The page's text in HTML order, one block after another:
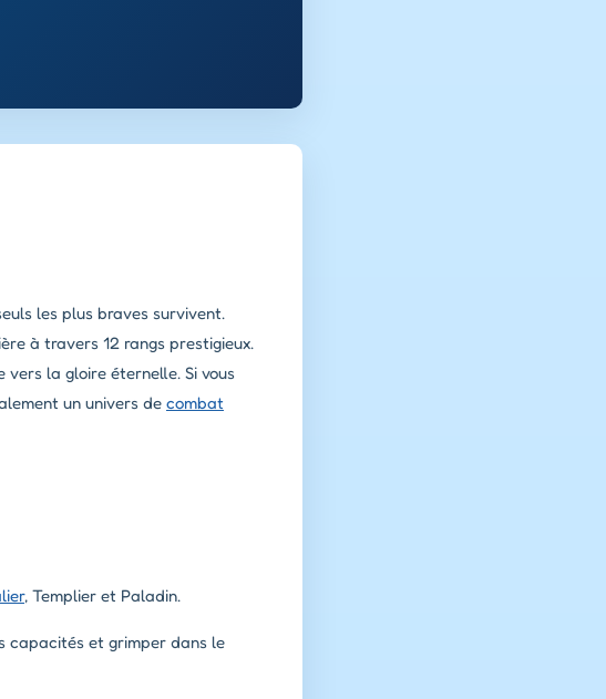
les plus braves survivent.
à travers 12 rangs prestigieux.
vers la gloire éternelle. Si vous
un univers de combat
, Templier et Paladin.
capacités et grimper dans le